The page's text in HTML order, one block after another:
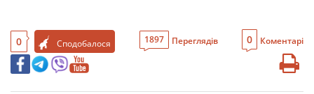
0 Сподобалося 1897 Переглядів 0 Коментарі